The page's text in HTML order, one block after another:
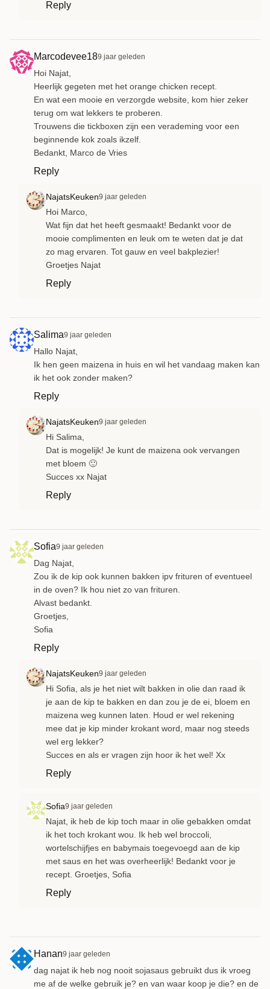
Reply
Marcodevee189 jaar geleden
Hoi Najat,
Heerlijk gegeten met het orange chicken recept.
En wat een mooie en verzorgde website, kom hier zeker
terug om wat lekkers te proberen.
Trouwens die tickboxen zijn een verademing voor een
beginnende kok zoals ikzelf.
Bedankt, Marco de Vries
Reply
NajatsKeuken9 jaar geleden
Hoi Marco,
Wat fijn dat het heeft gesmaakt! Bedankt voor de
mooie complimenten en leuk om te weten dat je dat
zo mag ervaren. Tot gauw en veel bakplezier!
Groetjes Najat
Reply
Salima9 jaar geleden
Hallo Najat,
Ik hen geen maizena in huis en wil het vandaag maken kan
ik het ook zonder maken?
Reply
NajatsKeuken9 jaar geleden
Hi Salima,
Dat is mogelijk! Je kunt de maizena ook vervangen
met bloem 🙂
Succes xx Najat
Reply
Sofia9 jaar geleden
Dag Najat,
Zou ik de kip ook kunnen bakken ipv frituren of eventueel
in de oven? Ik hou niet zo van frituren.
Alvast bedankt.
Groetjes,
Sofia
Reply
NajatsKeuken9 jaar geleden
Hi Sofia, als je het niet wilt bakken in olie dan raad ik
je aan de kip te bakken en dan zou je de ei, bloem en
maizena weg kunnen laten. Houd er wel rekening
mee dat je kip minder krokant word, maar nog steeds
wel erg lekker?
Succes en als er vragen zijn hoor ik het wel! Xx
Reply
Sofia9 jaar geleden
Najat, ik heb de kip toch maar in olie gebakken omdat
ik het toch krokant wou. Ik heb wel broccoli,
wortelschijfjes en babymais toegevoegd aan de kip
met saus en het was overheerlijk! Bedankt voor je
recept. Groetjes, Sofia
Reply
Hanan9 jaar geleden
dag najat ik heb nog nooit sojasaus gebruikt dus ik vroeg
me af de welke gebruik je? en van waar koop je die? en de